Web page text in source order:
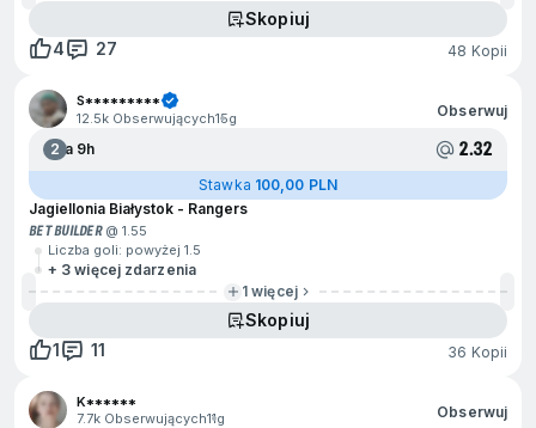
Skopiuj
4
27 48 Kopii
S*********
12.5k Obserwujących15g Obserwuj
2Za 9h 2.32
Stawka 100,00 PLN
Jagiellonia Białystok - Rangers
BET BUILDER@ 1.55
Liczba goli: powyżej 1.5
+ 3 więcej zdarzenia
1 więcej
Skopiuj
1
11 36 Kopii
K******
7.7k Obserwujących11g Obserwuj